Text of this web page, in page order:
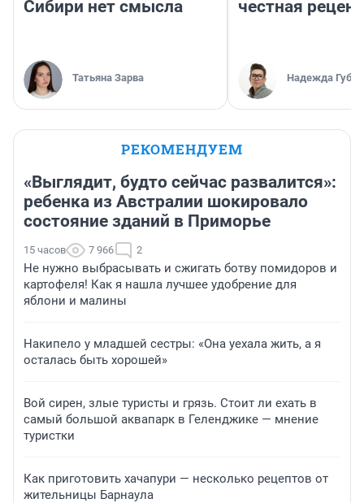
Сибири нет смысла
Татьяна Зарва
честная
Надежда
РЕКОМЕНДУЕМ
«Выглядит, будто сейчас развалится»:
ребенка из Австралии шокировало
состояние зданий в Приморье
15 часов 7 966 2
Не нужно выбрасывать и сжигать ботву помидоров и
картофеля! Как я нашла лучшее удобрение для
яблони и малины
Накипело у младшей сестры: «Она уехала жить, а я
осталась быть хорошей»
Вой сирен, злые туристы и грязь. Стоит ли ехать в
самый большой аквапарк в Геленджике — мнение
туристки
Как приготовить хачапури — несколько рецептов от
жительницы Барнаула